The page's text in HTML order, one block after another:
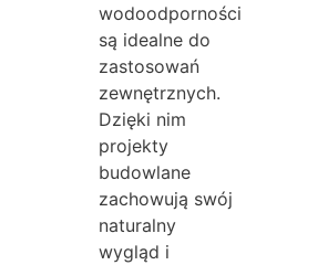
wodoodporności
są idealne do
zastosowań
zewnętrznych.
Dzięki nim
projekty
budowlane
zachowują swój
naturalny
wygląd i